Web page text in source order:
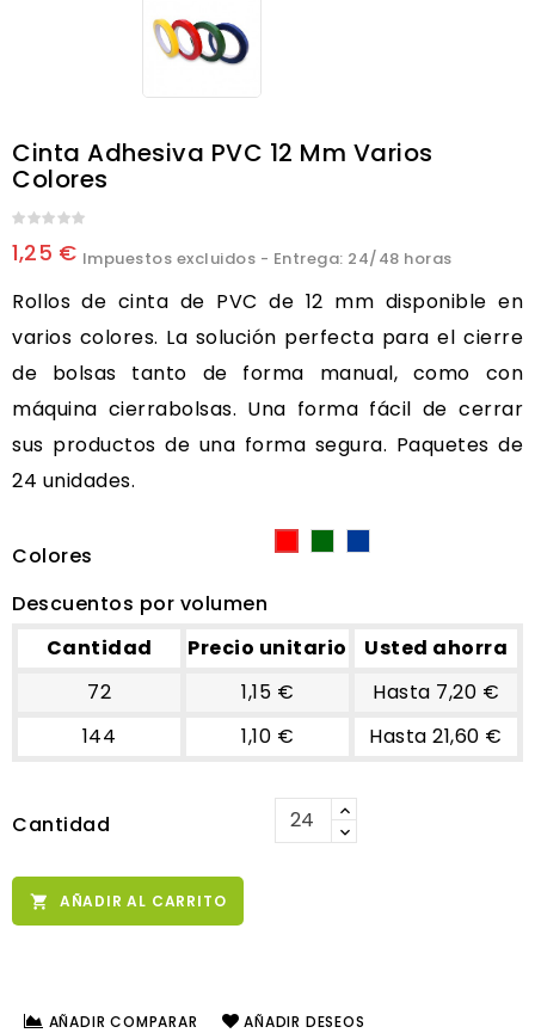
Cinta Adhesiva PVC 12 Mm Varios
Colores
1,25 € Impuestos excluidos - Entrega: 24/48 horas
Rollos de cinta de PVC de 12 mm disponible en
varios colores. La solución perfecta para el cierre
de bolsas tanto de forma manual, como con
máquina cierrabolsas. Una forma fácil de cerrar
sus productos de una forma segura. Paquetes de
24 unidades.
Colores
RojoVerdeAzul
Descuentos por volumen
Cantidad
Precio unitario
Usted ahorra
72
1,15 €
Hasta 7,20 €
144
1,10 € Hasta 21,60 €
Cantidad
 AÑADIR AL CARRITO
AÑADIR COMPARAR AÑADIR DESEOS